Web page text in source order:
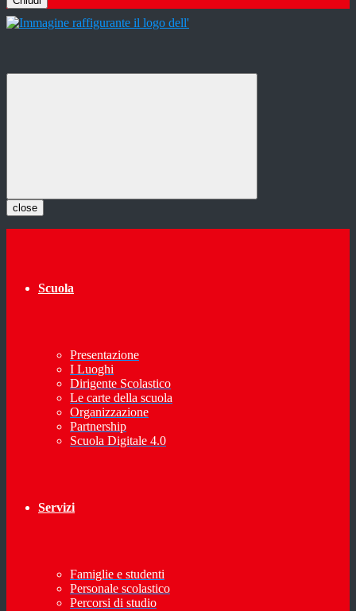
close
Scuola
Presentazione
I Luoghi
Dirigente Scolastico
Le carte della scuola
Organizzazione
Partnership
Scuola Digitale 4.0
Servizi
Famiglie e studenti
Personale scolastico
Percorsi di studio